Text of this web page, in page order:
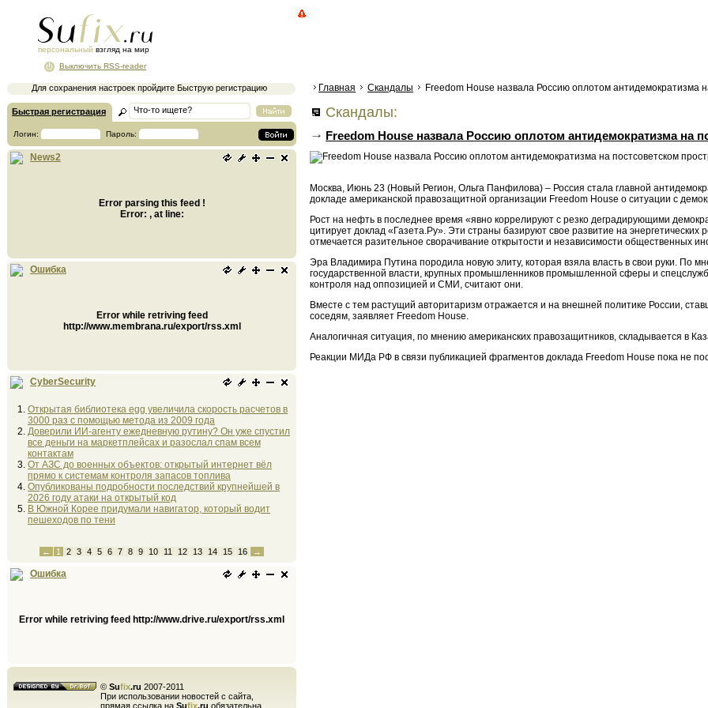
персональный взгляд на мир
Для сохранения настроек пройдите Быструю регистрацию
Выключить RSS-reader
Быстрая регистрация
Логин: Пароль:
News2
Error parsing this feed !
Error: , at line:
Ошибка
Error while retriving feed
http://www.membrana.ru/export/rss.xml
CyberSecurity
Открытая библиотека egg увеличила скорость расчетов в
3000 раз с помощью метода из 2009 года
Доверили ИИ-агенту ежедневную рутину? Он уже спустил
все деньги на маркетплейсах и разослал спам всем
контактам
От АЗС до военных объектов: открытый интернет вёл
прямо к системам контроля запасов топлива
Опубликованы подробности последствий крупнейшей в
2026 году атаки на открытый код
В Южной Корее придумали навигатор, который водит
пешеходов по тени
← 1 2 3 4 5 6 7 8 9 10 11 12 13 14 15 16 →
Ошибка
Error while retriving feed http://www.drive.ru/export/rss.xml
© Sufix.ru 2007-2011
При использовании новостей с сайта,
прямая ссылка на Sufix.ru обязательна
Главная Скандалы Freedom House назвала Россию оплотом антидемократизма
Скандалы:
Freedom House назвала Россию оплотом антидемократизма на
Москва, Июнь 23 (Новый Регион, Ольга Панфилова) – Россия стала главной
докладе американской правозащитной организации Freedom House о ситуации с
Рост на нефть в последнее время «явно коррелируют с резко деградирующими
цитирует доклад «Газета.Ру». Эти страны базируют свое развитие на
отмечается разительное сворачивание открытости и независимости общественных
Эра Владимира Путина породила новую элиту, которая взяла власть в свои руки. По
государственной власти, крупных промышленников промышленной сферы и
контроля над оппозицией и СМИ, считают они.
Вместе с тем растущий авторитаризм отражается и на внешней политике России,
соседям, заявляет Freedom House.
Аналогичная ситуация, по мнению американских правозащитников, складывается в
Реакции МИДа РФ в связи публикацией фрагментов доклада Freedom House пока не